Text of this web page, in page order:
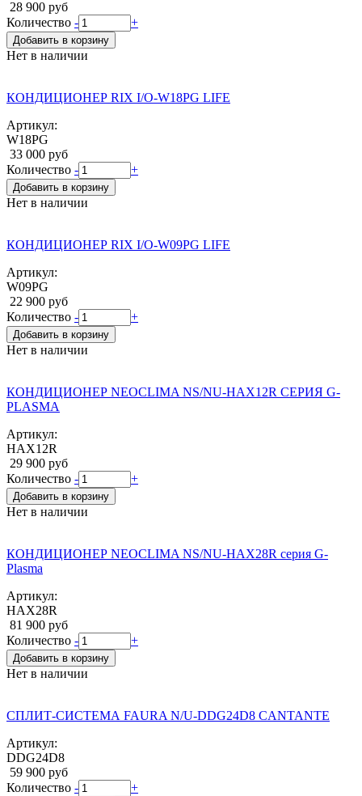
28 900 руб
Количество - +
Добавить в корзину
Нет в наличии
КОНДИЦИОНЕР RIX I/O-W18PG LIFE
Артикул:
W18PG
33 000 руб
Количество - +
Добавить в корзину
Нет в наличии
КОНДИЦИОНЕР RIX I/O-W09PG LIFE
Артикул:
W09PG
22 900 руб
Количество - +
Добавить в корзину
Нет в наличии
КОНДИЦИОНЕР NEOCLIMA NS/NU-HAX12R СЕРИЯ G-
PLASMA
Артикул:
HAX12R
29 900 руб
Количество - +
Добавить в корзину
Нет в наличии
КОНДИЦИОНЕР NEOCLIMA NS/NU-HAX28R серия G-
Plasma
Артикул:
HAX28R
81 900 руб
Количество - +
Добавить в корзину
Нет в наличии
СПЛИТ-СИСТЕМА FAURA N/U-DDG24D8 CANTANTE
Артикул:
DDG24D8
59 900 руб
Количество - +